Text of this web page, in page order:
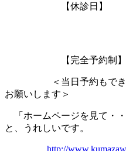
【休診日】
水曜 ・
【完全予約制】
＜当日予約もできま
お願いします＞
「ホームページを見て・
と、うれしいです。
http://